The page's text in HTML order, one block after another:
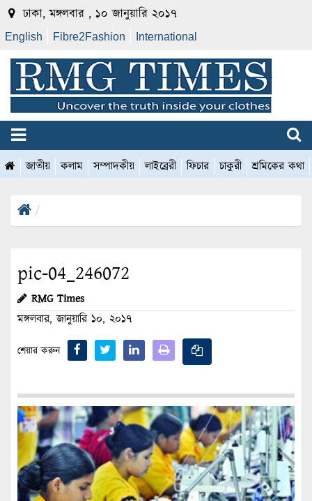
ঢাকা, মঙ্গলবার , ১০ জানুয়ারি ২০১৭
English Fibre2Fashion International
জাতীয় কলাম সম্পাদকীয় লাইব্রেরী ফিচার চাকুরী শ্রমিকের কথা
pic-04_246072
RMG Times
মঙ্গলবার, জানুয়ারি ১০, ২০১৭
শেয়ার করুন